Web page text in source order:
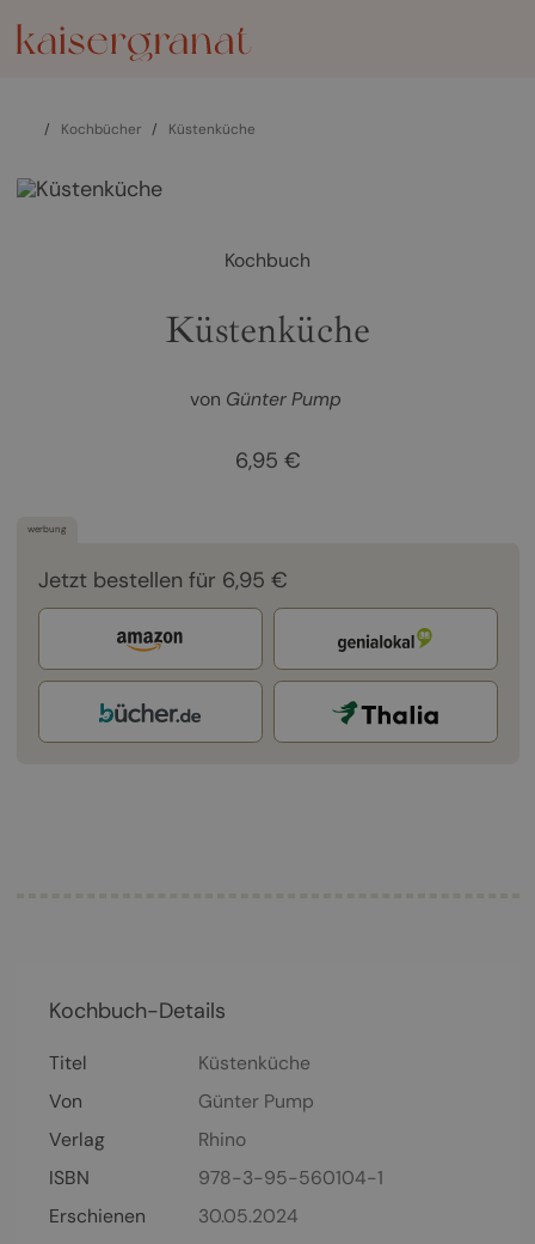
/ Kochbücher / Küstenküche
Kochbuch
Küstenküche
von Günter Pump
6,95 €
werbung
Jetzt bestellen für 6,95 €
Kochbuch-Details
Titel
Küstenküche
Von
Günter Pump
Verlag
Rhino
ISBN
978-3-95-560104-1
Erschienen
30.05.2024